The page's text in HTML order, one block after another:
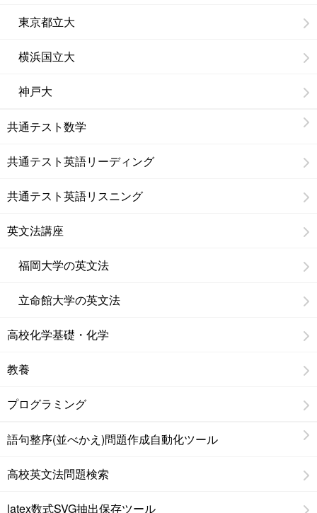
東京都立大
横浜国立大
神戸大
共通テスト数学
共通テスト英語リーディング
共通テスト英語リスニング
英文法講座
福岡大学の英文法
立命館大学の英文法
高校化学基礎・化学
教養
プログラミング
語句整序(並べかえ)問題作成自動化ツール
高校英文法問題検索
latex数式SVG抽出保存ツール